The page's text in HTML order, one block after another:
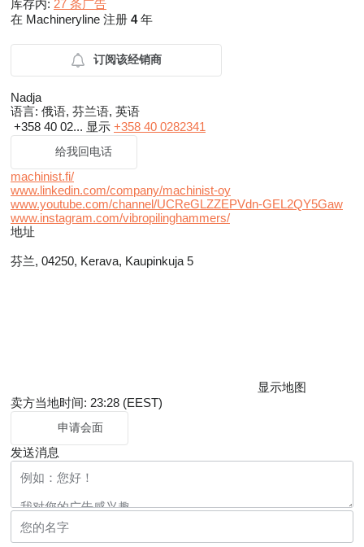
库存内: 27 条广告
在 Machineryline 注册 4年
订阅该经销商
Nadja
语言: 俄语, 芬兰语, 英语
+358 40 02... 显示 +358 40 0282341
给我回电话
machinist.fi/
www.linkedin.com/company/machinist-oy
www.youtube.com/channel/UCReGLZZEPVdn-GEL2QY5Gaw
www.instagram.com/vibropilinghammers/
地址
芬兰, 04250, Kerava, Kaupinkuja 5
显示地图
卖方当地时间: 23:28 (EEST)
申请会面
发送消息